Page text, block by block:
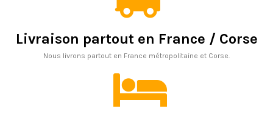
Livraison partout en France / Corse
Nous livrons partout en France métropolitaine et Corse.